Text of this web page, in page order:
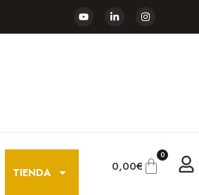
TIENDA 0,00€
0